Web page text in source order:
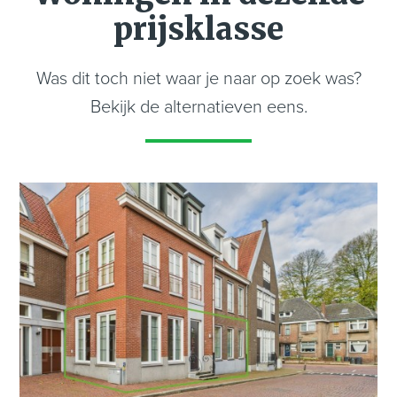
- Vloerverwarming op de begane grond
- Rolluiken rondom (met uitzondering van badkamer
en zolder)
- Energielabel B
Benieuwd of dit jouw nieuwe thuis wordt? Maak
dan een afspraak voor een bezichtiging. We laten
je graag alle ruimte en afwerking van deze woning
zien.
prijsklasse
Was dit toch niet waar je naar op zoek was?
Bekijk de alternatieven eens.